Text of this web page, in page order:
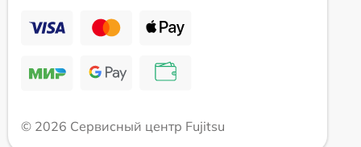
© 2026 Сервисный центр Fujitsu